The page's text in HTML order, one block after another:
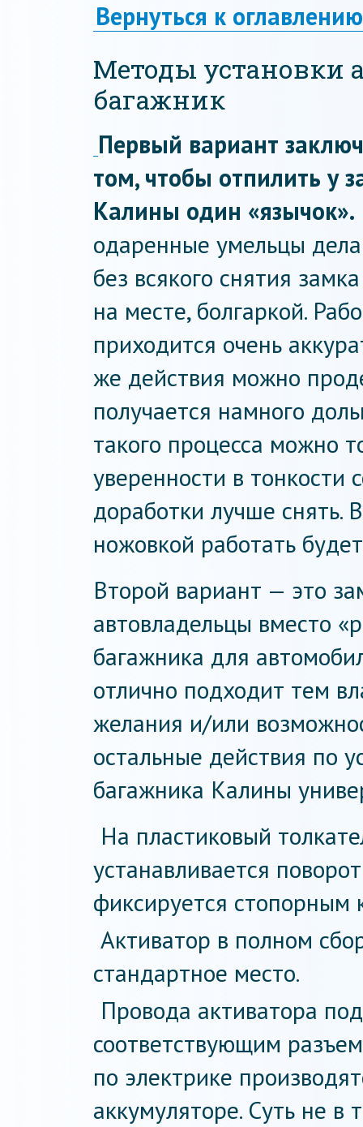
Вернуться к оглавлению
Методы установки
багажник
Первый вариант
том, чтобы отпилить у
Калины один «язычок».
одаренные умельцы
без всякого снятия
на месте, болгаркой.
приходится очень
же действия можно
получается намного
такого процесса можно
уверенности в тонкости
доработки лучше снять.
ножовкой работать
Второй вариант — это
автовладельцы вместо
багажника для
отлично подходит тем
желания и/или
остальные действия по
багажника Калины
На пластиковый
устанавливается
фиксируется стопорным
Активатор в полном
стандартное место.
Провода активатора
соответствующим
по электрике
аккумуляторе. Суть не в